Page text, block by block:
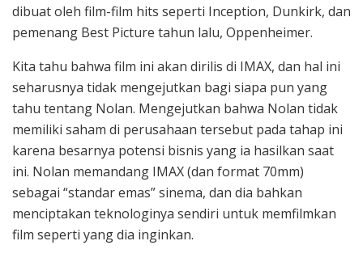
dibuat oleh film-film hits seperti Inception, Dunkirk, dan
pemenang Best Picture tahun lalu, Oppenheimer.
Kita tahu bahwa film ini akan dirilis di IMAX, dan hal ini
seharusnya tidak mengejutkan bagi siapa pun yang
tahu tentang Nolan. Mengejutkan bahwa Nolan tidak
memiliki saham di perusahaan tersebut pada tahap ini
karena besarnya potensi bisnis yang ia hasilkan saat
ini. Nolan memandang IMAX (dan format 70mm)
sebagai “standar emas” sinema, dan dia bahkan
menciptakan teknologinya sendiri untuk memfilmkan
film seperti yang dia inginkan.